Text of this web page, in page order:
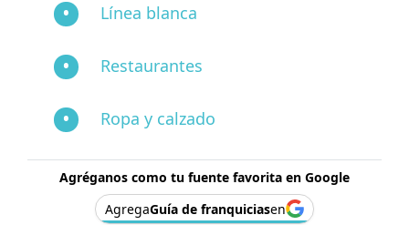
Línea blanca
Restaurantes
Ropa y calzado
Agréganos como tu fuente favorita en Google
AgregaGuía de franquiciasen